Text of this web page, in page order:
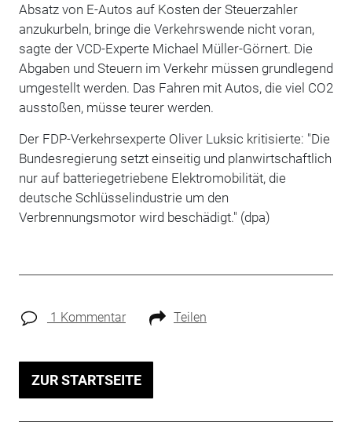
Absatz von E-Autos auf Kosten der Steuerzahler
anzukurbeln, bringe die Verkehrswende nicht voran,
sagte der VCD-Experte Michael Müller-Görnert. Die
Abgaben und Steuern im Verkehr müssen grundlegend
umgestellt werden. Das Fahren mit Autos, die viel CO2
ausstoßen, müsse teurer werden.
Der FDP-Verkehrsexperte Oliver Luksic kritisierte: "Die
Bundesregierung setzt einseitig und planwirtschaftlich
nur auf batteriegetriebene Elektromobilität, die
deutsche Schlüsselindustrie um den
Verbrennungsmotor wird beschädigt." (dpa)
1 Kommentar Teilen
ZUR STARTSEITE